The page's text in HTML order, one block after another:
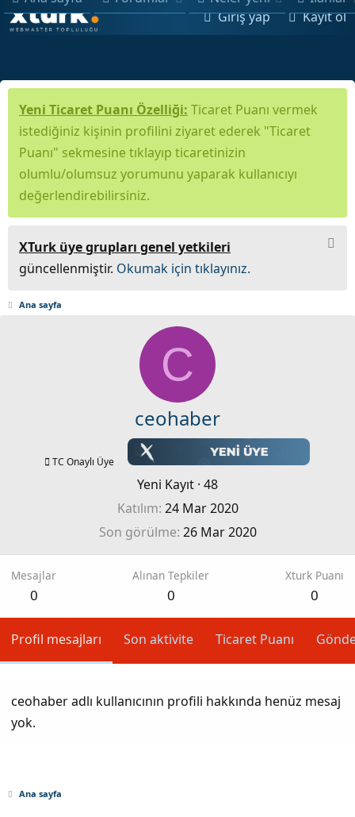
Giriş yap Kayıt ol
Yeni Ticaret Puanı Özelliği: Ticaret Puanı vermek
istediğiniz kişinin profilini ziyaret ederek "Ticaret
Puanı" sekmesine tıklayıp ticaretinizin
olumlu/olumsuz yorumunu yaparak kullanıcıyı
değerlendirebilirsiniz.
XTurk üye grupları genel yetkileri
güncellenmiştir. Okumak için tıklayınız.
Ana sayfa
C
ceohaber
TC Onaylı Üye
Yeni Kayıt · 48
Katılım 24 Mar 2020
Son görülme 26 Mar 2020
Mesajlar
0
Alınan Tepkiler
0
Xturk Puanı
0
Profil mesajları Son aktivite Ticaret Puanı
ceohaber adlı kullanıcının profili hakkında henüz mesaj
yok.
Ana sayfa